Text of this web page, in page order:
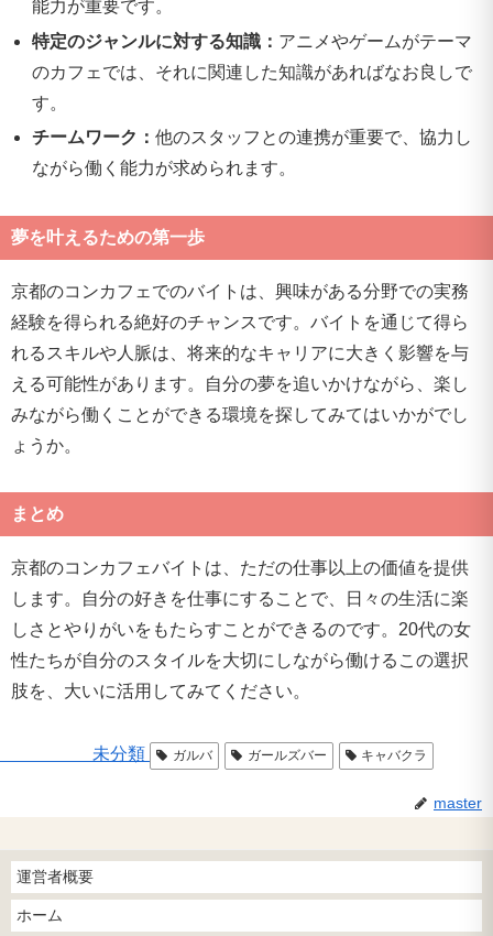
能力が重要です。
特定のジャンルに対する知識： アニメやゲームがテーマ
のカフェでは、それに関連した知識があればなお良しで
す。
チームワーク：他のスタッフとの連携が重要で、協力し
ながら働く能力が求められます。
夢を叶えるための第一歩
京都のコンカフェでのバイトは、興味がある分野での実務
経験を得られる絶好のチャンスです。バイトを通じて得ら
れるスキルや人脈は、将来的なキャリアに大きく影響を与
える可能性があります。自分の夢を追いかけながら、楽し
みながら働くことができる環境を探してみてはいかがでし
ょうか。
まとめ
京都のコンカフェバイトは、ただの仕事以上の価値を提供
します。自分の好きを仕事にすることで、日々の生活に楽
しさとやりがいをもたらすことができるのです。20代の女
性たちが自分のスタイルを大切にしながら働けるこの選択
肢を、大いに活用してみてください。
未分類 ガルバ ガールズバー キャバクラ
master
運営者概要
ホーム